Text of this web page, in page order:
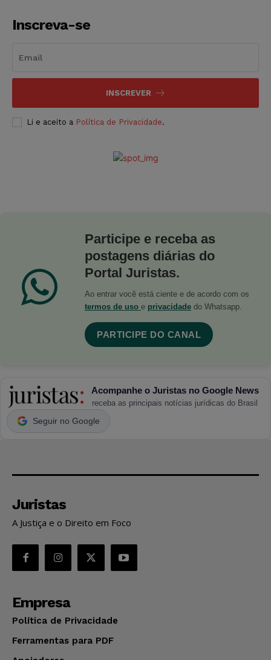
Inscreva-se
INSCREVER
Li e aceito a Política de Privacidade.
Participe e receba as
postagens diárias do
Portal Juristas.
Ao entrar você está ciente e de acordo com os
termos de uso e privacidade do Whatsapp.
PARTICIPE DO CANAL
Acompanhe o Juristas no Google News
receba as principais notícias jurídicas do Brasil
Seguir no Google
Juristas
A Justiça e o Direito em Foco
Empresa
Política de Privacidade
Ferramentas para PDF